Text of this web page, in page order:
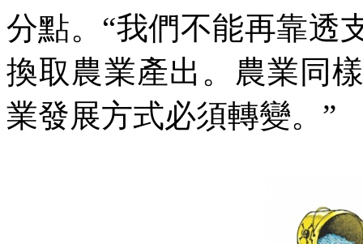
分點。“我們不能再靠透
換取農業產出。農業同
業發展方式必須轉變。”